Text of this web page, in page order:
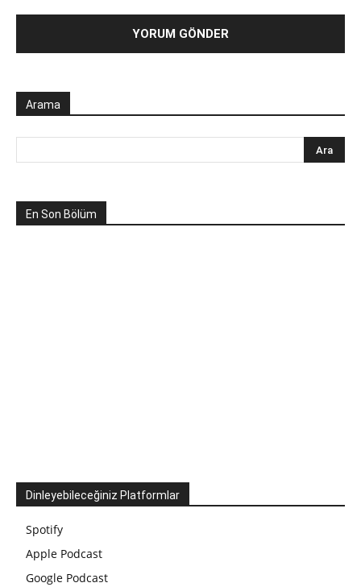
Arama
En Son Bölüm
Dinleyebileceğiniz Platformlar
Spotify
Apple Podcast
Google Podcast